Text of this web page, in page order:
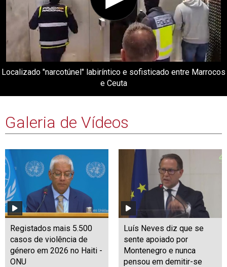
Localizado "narcotúnel" labiríntico e sofisticado entre Marrocos
e Ceuta
Galeria de Vídeos
Registados mais 5.500
casos de violência de
género em 2026 no Haiti -
ONU
Luís Neves diz que se
sente apoiado por
Montenegro e nunca
pensou em demitir-se